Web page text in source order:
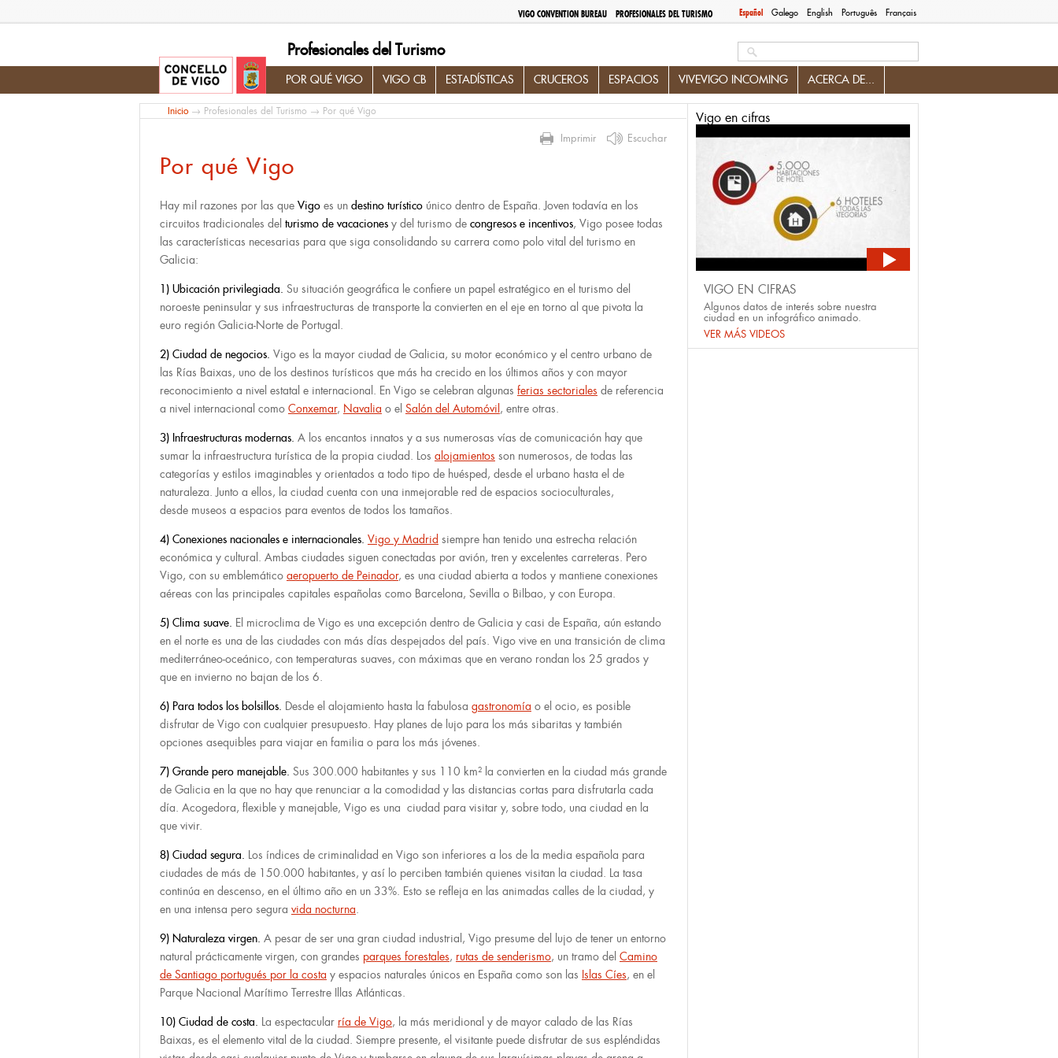
Español Galego English Português Français
VIGO CONVENTION BUREAU PROFESIONALES DEL TURISMO
Profesionales del Turismo
POR QUÉ VIGO VIGO CB ESTADÍSTICAS CRUCEROS ESPACIOS VIVEVIGO INCOMING ACERCA DE...
Inicio→ Profesionales del Turismo → Por qué Vigo
Imprimir Escuchar
Por qué Vigo
Hay mil razones por las que Vigo es un destino turístico único dentro de España. Joven todavía en los
circuitos tradicionales del turismo de vacaciones y del turismo de congresos e incentivos, Vigo posee todas
las características necesarias para que siga consolidando su carrera como polo vital del turismo en
Galicia:
1) Ubicación privilegiada. Su situación geográfica le confiere un papel estratégico en el turismo del
noroeste peninsular y sus infraestructuras de transporte la convierten en el eje en torno al que pivota la
euro región Galicia-Norte de Portugal.
2) Ciudad de negocios. Vigo es la mayor ciudad de Galicia, su motor económico y el centro urbano de
las Rías Baixas, uno de los destinos turísticos que más ha crecido en los últimos años y con mayor
reconocimiento a nivel estatal e internacional. En Vigo se celebran algunas ferias sectoriales de referencia
a nivel internacional como Conxemar, Navalia o el Salón del Automóvil , entre otras.
3) Infraestructuras modernas. A los encantos innatos y a sus numerosas vías de comunicación hay que
sumar la infraestructura turística de la propia ciudad. Los alojamientos son numerosos, de todas las
categorías y estilos imaginables y orientados a todo tipo de huésped, desde el urbano hasta el de
naturaleza. Junto a ellos, la ciudad cuenta con una inmejorable red de espacios socioculturales,
desde museos a espacios para eventos de todos los tamaños.
4) Conexiones nacionales e internacionales. Vigo y Madrid siempre han tenido una estrecha relación
económica y cultural. Ambas ciudades siguen conectadas por avión, tren y excelentes carreteras. Pero
Vigo, con su emblemático aeropuerto de Peinador, es una ciudad abierta a todos y mantiene conexiones
aéreas con las principales capitales españolas como Barcelona, Sevilla o Bilbao, y con Europa.
5) Clima suave. El microclima de Vigo es una excepción dentro de Galicia y casi de España, aún estando
en el norte es una de las ciudades con más días despejados del país. Vigo vive en una transición de clima
mediterráneo-oceánico, con temperaturas suaves, con máximas que en verano rondan los 25 grados y
que en invierno no bajan de los 6.
6) Para todos los bolsillos. Desde el alojamiento hasta la fabulosa gastronomía o el ocio, es posible
disfrutar de Vigo con cualquier presupuesto. Hay planes de lujo para los más sibaritas y también
opciones asequibles para viajar en familia o para los más jóvenes.
7) Grande pero manejable. Sus 300.000 habitantes y sus 110 km² la convierten en la ciudad más grande
de Galicia en la que no hay que renunciar a la comodidad y las distancias cortas para disfrutarla cada
día. Acogedora, flexible y manejable, Vigo es una ciudad para visitar y, sobre todo, una ciudad en la
que vivir.
8) Ciudad segura. Los índices de criminalidad en Vigo son inferiores a los de la media española para
ciudades de más de 150.000 habitantes, y así lo perciben también quienes visitan la ciudad. La tasa
continúa en descenso, en el último año en un 33%. Esto se refleja en las animadas calles de la ciudad, y
en una intensa pero segura vida nocturna.
9) Naturaleza virgen. A pesar de ser una gran ciudad industrial, Vigo presume del lujo de tener un entorno
natural prácticamente virgen, con grandes parques forestales, rutas de senderismo, un tramo del Camino
de Santiago portugués por la costa y espacios naturales únicos en España como son las Islas Cíes, en el
Parque Nacional Marítimo Terrestre Illas Atlánticas.
10) Ciudad de costa. La espectacular ría de Vigo, la más meridional y de mayor calado de las Rías
Baixas, es el elemento vital de la ciudad. Siempre presente, el visitante puede disfrutar de sus espléndidas
Vigo en cifras
VIGO EN CIFRAS
Algunos datos de interés sobre nuestra
ciudad en un infográfico animado.
VER MÁS VIDEOS